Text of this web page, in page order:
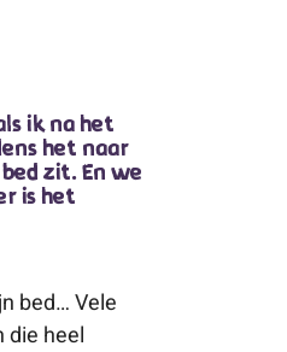
ik na het
het naar
zit. En we
is het
bed… Vele
die heel